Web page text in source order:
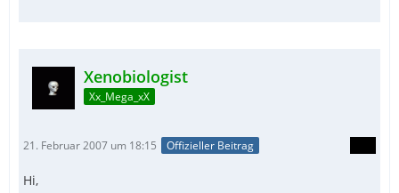
Xenobiologist
Xx_Mega_xX
21. Februar 2007 um 18:15 Offizieller Beitrag
Hi,